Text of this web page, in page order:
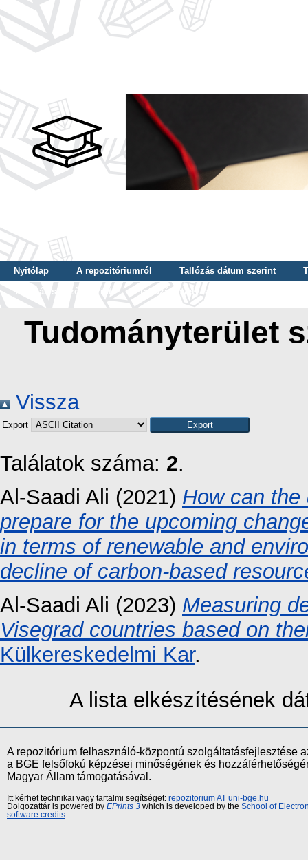
Nyitólap A repozitóriumról Tallózás dátum szerint
Tallózás szerző szerint
Tallózás nyelv szerint
Tudományterület
Vissza
Export
Találatok száma: 2.
Al-Saadi Ali (2021) How can
prepare for the upcoming
in terms of renewable and
decline of carbon-based
Al-Saadi Ali (2023) Measuring
Visegrad countries based on
Külkereskedelmi Kar.
A lista elkészítésének
A repozitórium felhasználó-központú szolgáltatásfejlesztése
a BGE felsőfokú képzései minőségének és
Magyar Állam támogatásával.
Itt kérhet technikai vagy tartalmi segítséget: repozitorium AT uni-bge.hu
Dolgozattár is powered by EPrints 3 which is developed by the School of
software credits